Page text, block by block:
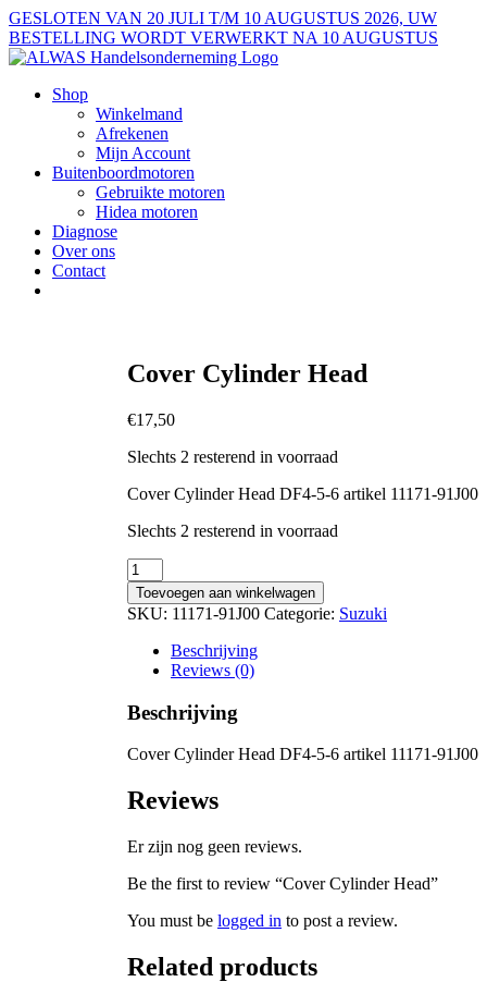
Ga
naar
inhoud
GESLOTEN VAN 20 JULI T/M 10 AUGUSTUS 2026, UW
BESTELLING WORDT VERWERKT NA 10 AUGUSTUS
Shop
Winkelmand
Afrekenen
Mijn Account
Buitenboordmotoren
Gebruikte motoren
Hidea motoren
Diagnose
Over ons
Contact
Cover Cylinder Head
€17,50
Slechts 2 resterend in voorraad
Cover Cylinder Head DF4-5-6 artikel 11171-91J00
Slechts 2 resterend in voorraad
Cover
Cylinder
Head
quantity
Toevoegen aan winkelwagen
SKU: 11171-91J00 Categorie: Suzuki
Beschrijving
Reviews (0)
Beschrijving
Cover Cylinder Head DF4-5-6 artikel 11171-91J00
Reviews
Er zijn nog geen reviews.
Be the first to review “Cover Cylinder Head”
You must be logged in to post a review.
Related products